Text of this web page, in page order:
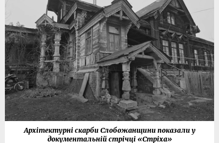
Архітектурні скарби Слобожанщини показали у
документальній стрічці «Стріха»